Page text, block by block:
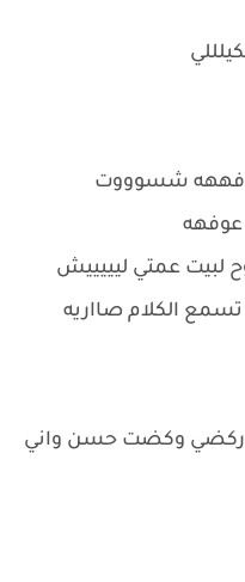
شسوووت
لبيت عمتي ليييييش
الكلام صااريه
ركضي وكضت حسن واني